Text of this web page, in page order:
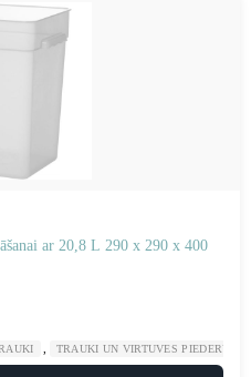
ar 20,8 L 290 x 290 x 400
TRAUKI UN VIRTUVES PIEDERUMI